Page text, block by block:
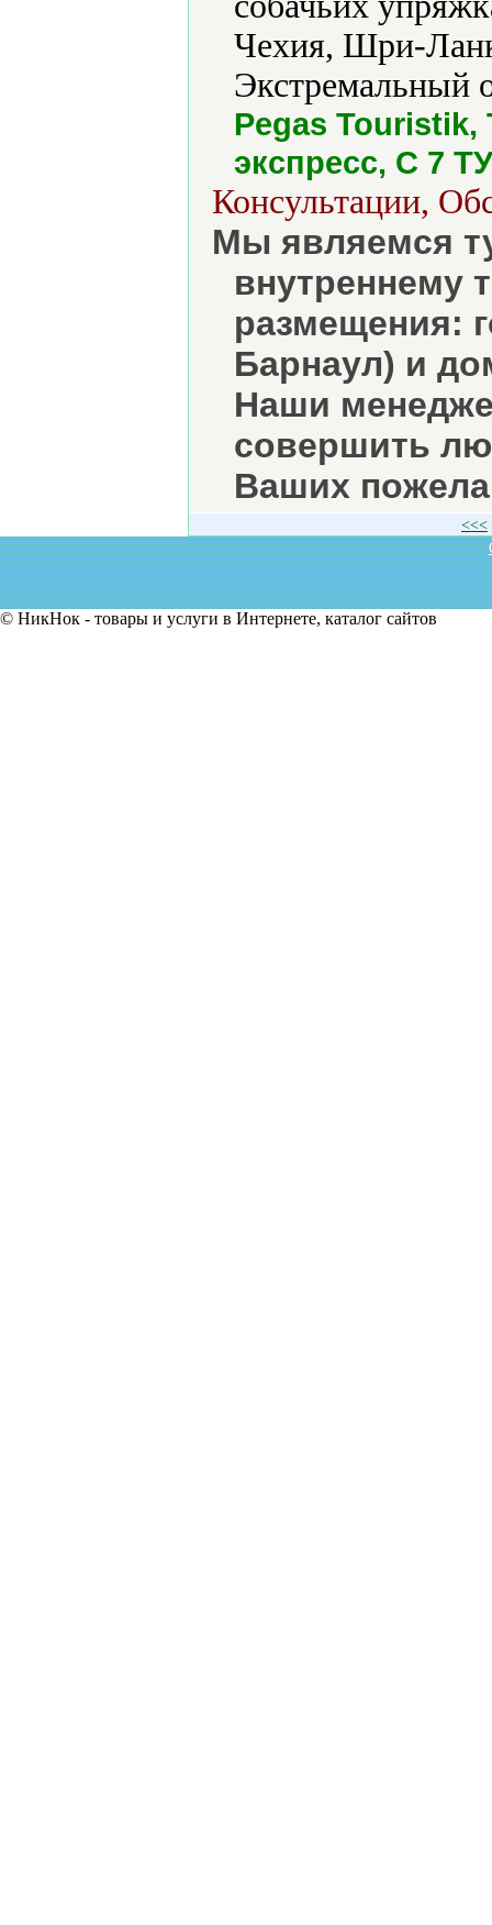
Чехия, Шри-
Pegas Touristik,
экспресс, С 7
Консультации,
Мы являемся
внутреннему
размещения:
Барнаул) и
Наши
совершить
Ваших
<<<
© НикНок - товары и услуги в Интернете, каталог сайтов